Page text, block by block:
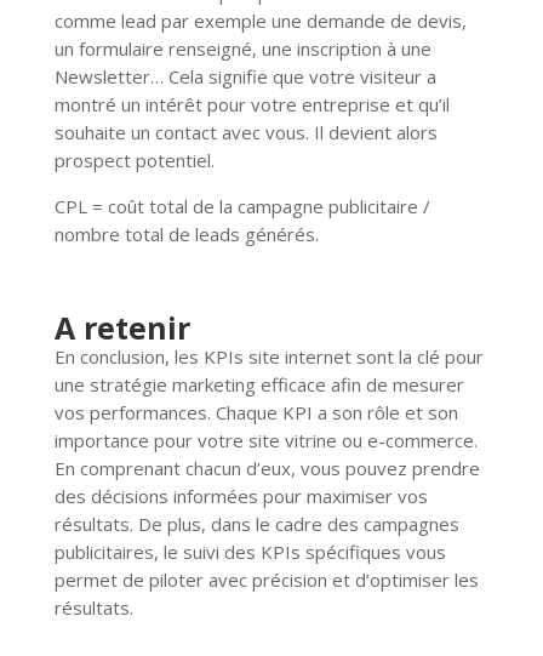
comme lead par exemple une demande de devis,
un formulaire renseigné, une inscription à une
Newsletter… Cela signifie que votre visiteur a
montré un intérêt pour votre entreprise et qu’il
souhaite un contact avec vous. Il devient alors
prospect potentiel.
CPL = coût total de la campagne publicitaire /
nombre total de leads générés.
A retenir
En conclusion, les KPIs site internet sont la clé pour
une stratégie marketing efficace afin de mesurer
vos performances. Chaque KPI a son rôle et son
importance pour votre site vitrine ou e-commerce.
En comprenant chacun d’eux, vous pouvez prendre
des décisions informées pour maximiser vos
résultats. De plus, dans le cadre des campagnes
publicitaires, le suivi des KPIs spécifiques vous
permet de piloter avec précision et d’optimiser les
résultats.